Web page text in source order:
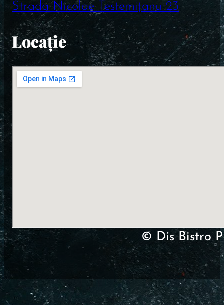
Strada Nicolae Testemițanu 23
Locație
© Dis Bistro